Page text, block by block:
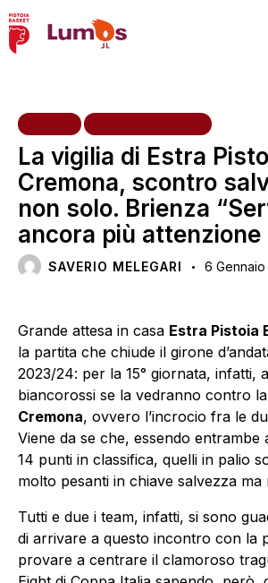
La vigilia di Estra
Cremona, scontro
non solo. Brienza
ancora più attenzione
SAVERIO MELEGARI 6
Grande attesa in casa Estra Pistoia
la partita che chiude il girone
2023/24: per la 15° giornata, infatti,
biancorossi se la vedranno contro la
Cremona, ovvero l’incrocio fra le
Viene da se che, essendo entrambe
14 punti in classifica, quelli in palio
molto pesanti in chiave salvezza ma
Tutti e due i team, infatti, si sono
di arrivare a questo incontro con la
provare a centrare il clamoroso